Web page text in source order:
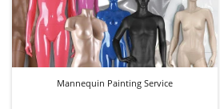
Mannequin Painting Service